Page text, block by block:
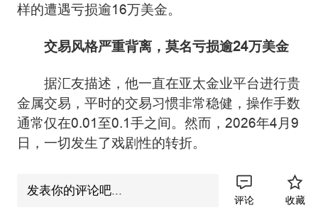
样的遭遇亏损逾16万美金。
交易风格严重背离，莫名亏损逾24万美金
据汇友描述，他一直在亚太金业平台进行贵
金属交易，平时的交易习惯非常稳健，操作手数
通常仅在0.01至0.1手之间。然而，2026年4月9
日，一切发生了戏剧性的转折。
三笔“幽灵订单”凭空出现，巨额亏损当头一
棒。 据汇友描述，当天在其完全未进行任何操
发表你的评论吧...
评论 收藏